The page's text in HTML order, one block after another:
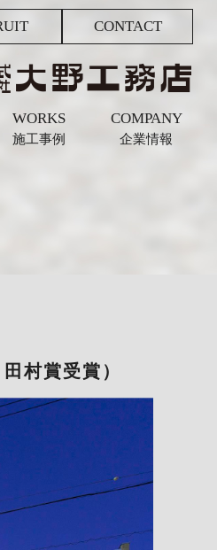
WORKS
施工事例
COMPANY
企業情報
CONTACT
村賞受賞）